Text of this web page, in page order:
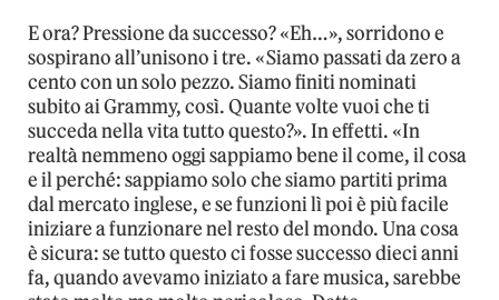
E ora? Pressione da successo? «Eh…», sorridono e
sospirano all’unisono i tre. «Siamo passati da zero a
cento con un solo pezzo. Siamo finiti nominati
subito ai Grammy, così. Quante volte vuoi che ti
succeda nella vita tutto questo?». In effetti. «In
realtà nemmeno oggi sappiamo bene il come, il cosa
e il perché: sappiamo solo che siamo partiti prima
dal mercato inglese, e se funzioni lì poi è più facile
iniziare a funzionare nel resto del mondo. Una cosa
è sicura: se tutto questo ci fosse successo dieci anni
fa, quando avevamo iniziato a fare musica, sarebbe